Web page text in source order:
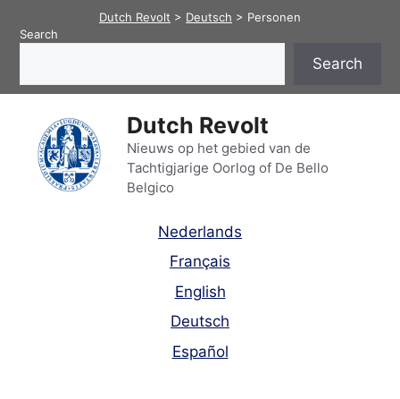
Dutch Revolt > Deutsch > Personen
Search
Search
Dutch Revolt
Nieuws op het gebied van de
Tachtigjarige Oorlog of De Bello
Belgico
Nederlands
Français
English
Deutsch
Español